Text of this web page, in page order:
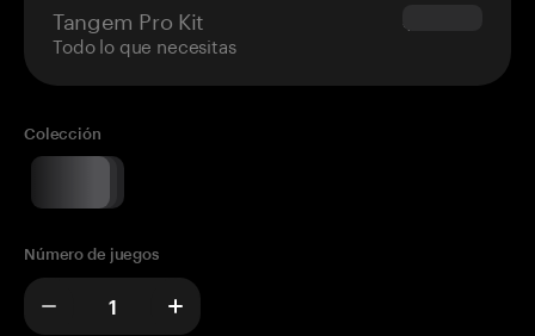
Tangem Pro Kit
Todo lo que necesitas
$180.00
Colección
Número de juegos